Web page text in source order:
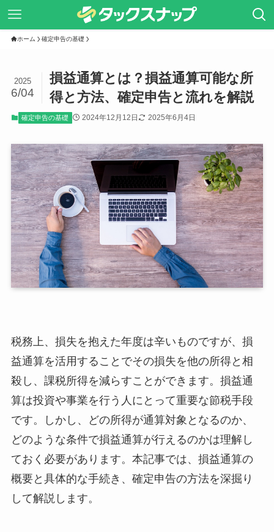
ホーム 確定申告の基礎
損益通算とは？損益通算可能な所
得と方法、確定申告と流れを解説
2025
6/04
確定申告の基礎 2024年12月12日 2025年6月4日
税務上、損失を抱えた年度は辛いものですが、損
益通算を活用することでその損失を他の所得と相
殺し、課税所得を減らすことができます。損益通
算は投資や事業を行う人にとって重要な節税手段
です。しかし、どの所得が通算対象となるのか、
どのような条件で損益通算が行えるのかは理解し
ておく必要があります。本記事では、損益通算の
概要と具体的な手続き、確定申告の方法を深掘り
して解説します。